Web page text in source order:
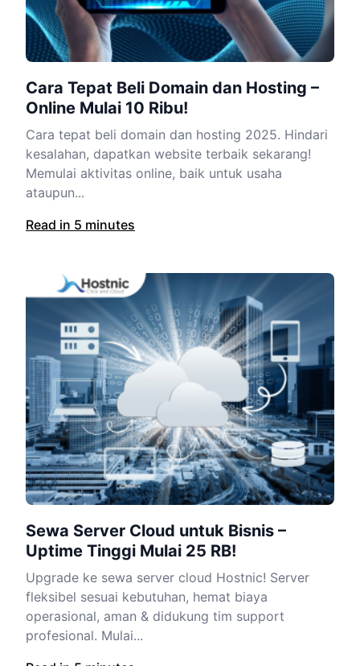
Cara Tepat Beli Domain dan Hosting –
Online Mulai 10 Ribu!
Cara tepat beli domain dan hosting 2025. Hindari
kesalahan, dapatkan website terbaik sekarang!
Memulai aktivitas online, baik untuk usaha
ataupun...
Read in 5 minutes
Sewa Server Cloud untuk Bisnis –
Uptime Tinggi Mulai 25 RB!
Upgrade ke sewa server cloud Hostnic! Server
fleksibel sesuai kebutuhan, hemat biaya
operasional, aman & didukung tim support
profesional. Mulai...